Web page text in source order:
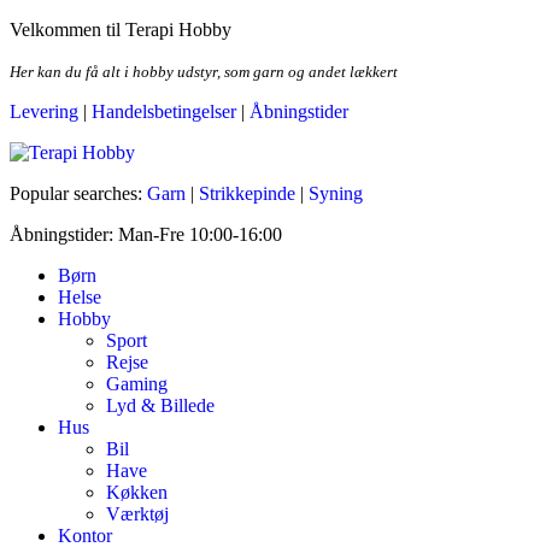
Skip
the
Velkommen til Terapi Hobby
Her kan du få alt i hobby udstyr, som garn og andet lækkert
Levering | Handelsbetingelser| Åbningstider
Terapi Hobby
Popular searches: Garn | Strikkepinde | Syning
Åbningstider: Man-Fre 10:00-16:00
Børn
Helse
Hobby
Sport
Rejse
Gaming
Lyd & Billede
Hus
Bil
Have
Køkken
Værktøj
Kontor